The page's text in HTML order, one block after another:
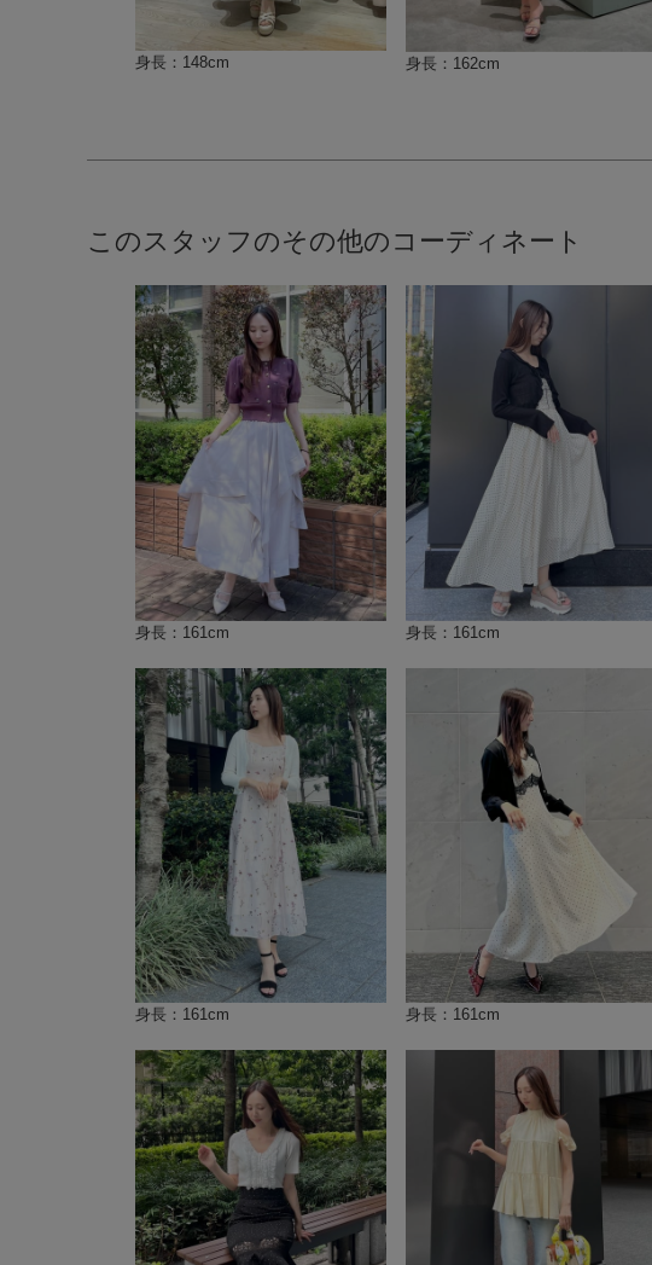
身長：148cm 身長：162cm
このスタッフのその他のコーディネート
身長：161cm 身長：161cm
身長：161cm 身長：161cm